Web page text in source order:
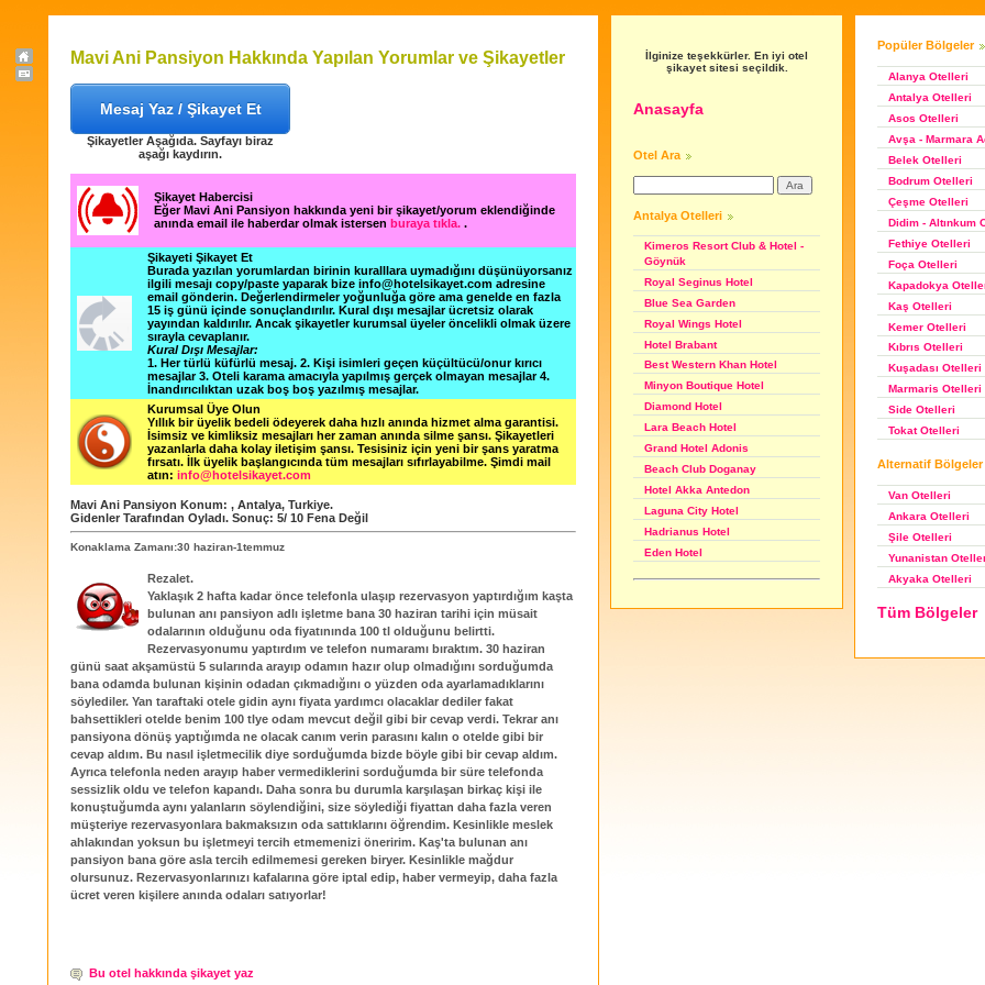
Mavi Ani Pansiyon Hakkında Yapılan Yorumlar ve Şikayetler
Mesaj Yaz / Şikayet Et
Şikayetler Aşağıda. Sayfayı biraz
aşağı kaydırın.
Şikayet Habercisi
Eğer Mavi Ani Pansiyon hakkında yeni bir şikayet/yorum eklendiğinde
anında email ile haberdar olmak istersen buraya tıkla. .
Şikayeti Şikayet Et
Burada yazılan yorumlardan birinin kuralllara uymadığını düşünüyorsanız
ilgili mesajı copy/paste yaparak bize info@hotelsikayet.com adresine
email gönderin. Değerlendirmeler yoğunluğa göre ama genelde en fazla
15 iş günü içinde sonuçlandırılır. Kural dışı mesajlar ücretsiz olarak
yayından kaldırılır. Ancak şikayetler kurumsal üyeler öncelikli olmak üzere
sırayla cevaplanır.
Kural Dışı Mesajlar:
1. Her türlü küfürlü mesaj. 2. Kişi isimleri geçen küçültücü/onur kırıcı
mesajlar 3. Oteli karama amacıyla yapılmış gerçek olmayan mesajlar 4.
İnandırıcılıktan uzak boş boş yazılmış mesajlar.
Kurumsal Üye Olun
Yıllık bir üyelik bedeli ödeyerek daha hızlı anında hizmet alma garantisi.
İsimsiz ve kimliksiz mesajları her zaman anında silme şansı. Şikayetleri
yazanlarla daha kolay iletişim şansı. Tesisiniz için yeni bir şans yaratma
fırsatı. İlk üyelik başlangıcında tüm mesajları sıfırlayabilme. Şimdi mail
atın: info@hotelsikayet.com
Mavi Ani Pansiyon Konum: , Antalya, Turkiye.
Gidenler Tarafından Oyladı. Sonuç: 5/ 10 Fena Değil
Konaklama Zamanı:30 haziran-1temmuz
Rezalet.
Yaklaşık 2 hafta kadar önce telefonla ulaşıp rezervasyon yaptırdığım kaşta
bulunan anı pansiyon adlı işletme bana 30 haziran tarihi için müsait
odalarının olduğunu oda fiyatınında 100 tl olduğunu belirtti.
Rezervasyonumu yaptırdım ve telefon numaramı bıraktım. 30 haziran
günü saat akşamüstü 5 sularında arayıp odamın hazır olup olmadığını sorduğumda
bana odamda bulunan kişinin odadan çıkmadığını o yüzden oda ayarlamadıklarını
söylediler. Yan taraftaki otele gidin aynı fiyata yardımcı olacaklar dediler fakat
bahsettikleri otelde benim 100 tlye odam mevcut değil gibi bir cevap verdi. Tekrar anı
pansiyona dönüş yaptığımda ne olacak canım verin parasını kalın o otelde gibi bir
cevap aldım. Bu nasıl işletmecilik diye sorduğumda bizde böyle gibi bir cevap aldım.
Ayrıca telefonla neden arayıp haber vermediklerini sorduğumda bir süre telefonda
sessizlik oldu ve telefon kapandı. Daha sonra bu durumla karşılaşan birkaç kişi ile
konuştuğumda aynı yalanların söylendiğini, size söylediği fiyattan daha fazla veren
müşteriye rezervasyonlara bakmaksızın oda sattıklarını öğrendim. Kesinlikle meslek
ahlakından yoksun bu işletmeyi tercih etmemenizi öneririm. Kaş'ta bulunan anı
pansiyon bana göre asla tercih edilmemesi gereken biryer. Kesinlikle mağdur
olursunuz. Rezervasyonlarınızı kafalarına göre iptal edip, haber vermeyip, daha fazla
ücret veren kişilere anında odaları satıyorlar!
Bu otel hakkında şikayet yaz
İlginize teşekkürler. En iyi otel
şikayet sitesi seçildik.
Anasayfa
Otel Ara
Antalya Otelleri
Kimeros Resort Club & Hotel -
Göynük
Royal Seginus Hotel
Blue Sea Garden
Royal Wings Hotel
Hotel Brabant
Best Western Khan Hotel
Minyon Boutique Hotel
Diamond Hotel
Lara Beach Hotel
Grand Hotel Adonis
Beach Club Doganay
Hotel Akka Antedon
Laguna City Hotel
Hadrianus Hotel
Eden Hotel
Popüler Bölgeler
Alanya Otelleri
Antalya Otelleri
Asos Otelleri
Avşa - Marmara
Belek Otelleri
Bodrum Otelleri
Çeşme Otelleri
Didim - Altınkum
Fethiye Otelleri
Foça Otelleri
Kapadokya
Kaş Otelleri
Kemer Otelleri
Kıbrıs Otelleri
Kuşadası Otelleri
Marmaris Otelleri
Side Otelleri
Tokat Otelleri
Alternatif Bölgeler
Van Otelleri
Ankara Otelleri
Şile Otelleri
Yunanistan
Akyaka Otelleri
Tüm Bölgeler